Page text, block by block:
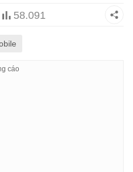
58.091